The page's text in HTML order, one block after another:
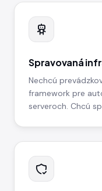
Spravovaná
Nechcú
framework pre
serveroch. Chcú